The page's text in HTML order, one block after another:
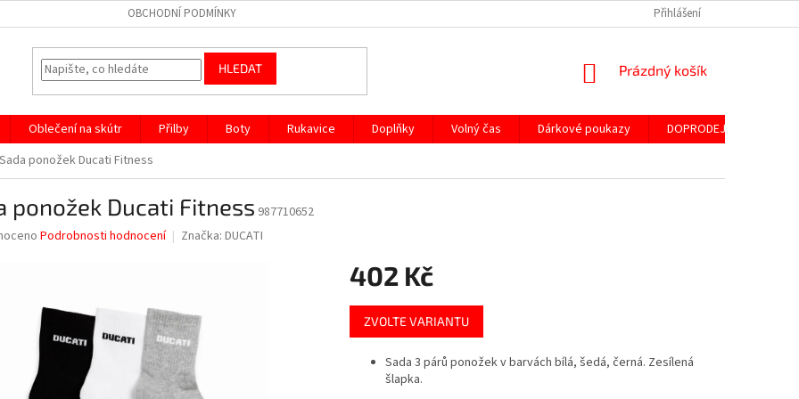
OBCHODNÍ PODMÍNKY Přihlášení
HLEDAT
NÁKUPNÍ
Prázdný košík
Oblečení na skútr Přilby Boty Rukavice Doplňky Volný čas Dárkové poukazy DOPRODEJ ND
Sada ponožek Ducati Fitness
ponožek Ducati Fitness 987710652
Podrobnosti hodnocení Značka: DUCATI
402 Kč
Měrná
cena:
ZVOLTE VARIANTU
Sada 3 párů ponožek v barvách bílá, šedá, černá. Zesílená
šlapka.